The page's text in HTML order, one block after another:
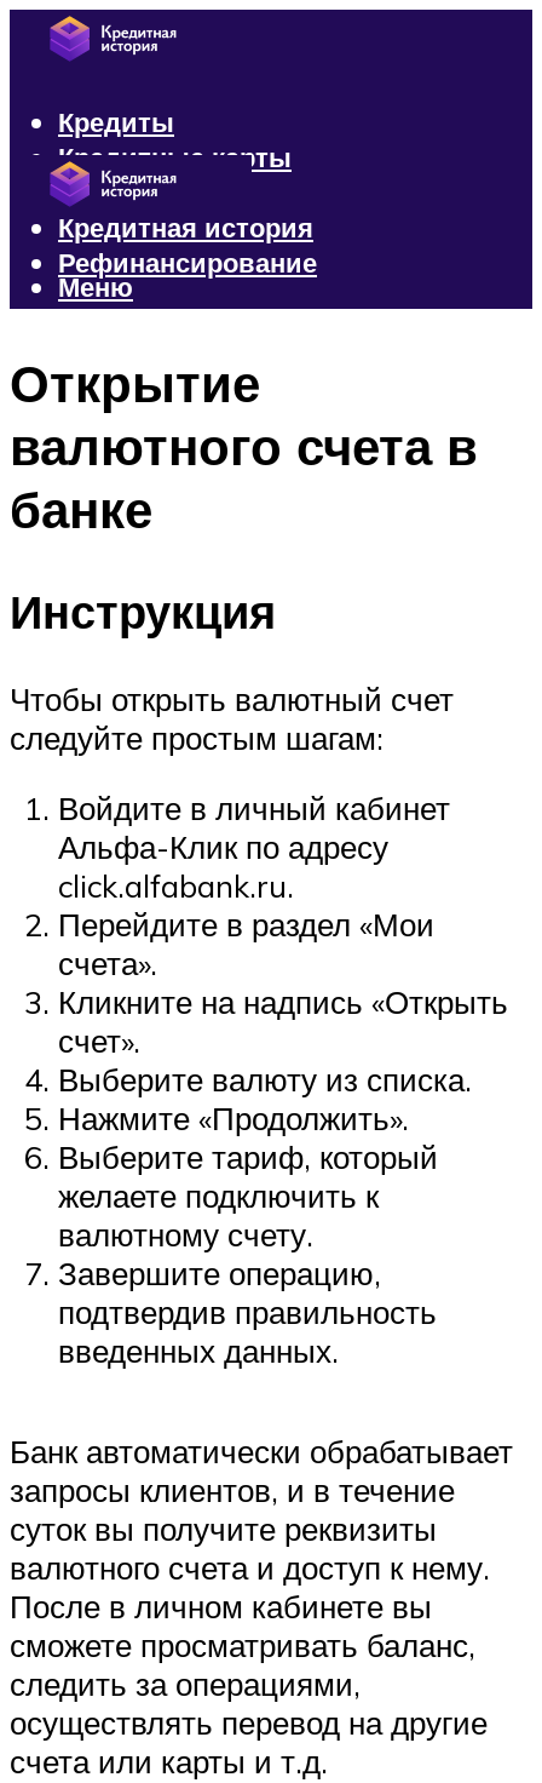
Кредиты
Кредитные карты
Микрозаймы
Кредитная история
Рефинансирование
Меню
Открытие
валютного счета в
банке
Инструкция
Чтобы открыть валютный счет
следуйте простым шагам:
Войдите в личный кабинет
Альфа-Клик по адресу
click.alfabank.ru.
Перейдите в раздел «Мои
счета».
Кликните на надпись «Открыть
счет».
Выберите валюту из списка.
Нажмите «Продолжить».
Выберите тариф, который
желаете подключить к
валютному счету.
Завершите операцию,
подтвердив правильность
введенных данных.
Банк автоматически обрабатывает
запросы клиентов, и в течение
суток вы получите реквизиты
валютного счета и доступ к нему.
После в личном кабинете вы
сможете просматривать баланс,
следить за операциями,
осуществлять перевод на другие
счета или карты и т.д.